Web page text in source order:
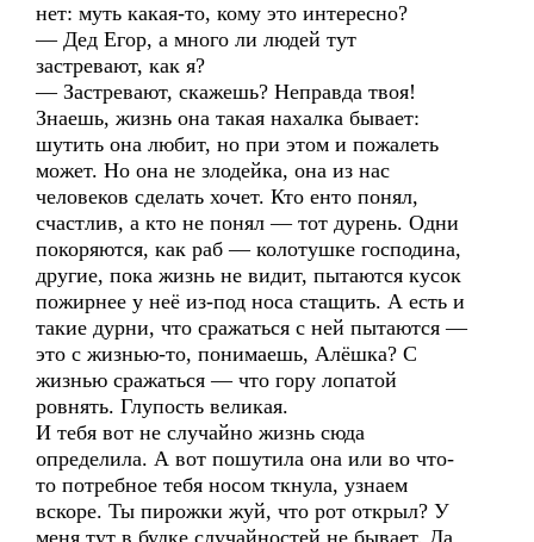
нет: муть какая-то, кому это интересно?
— Дед Егор, а много ли людей тут
застревают, как я?
— Застревают, скажешь? Неправда твоя!
Знаешь, жизнь она такая нахалка бывает:
шутить она любит, но при этом и пожалеть
может. Но она не злодейка, она из нас
человеков сделать хочет. Кто енто понял,
счастлив, а кто не понял — тот дурень. Одни
покоряются, как раб — колотушке господина,
другие, пока жизнь не видит, пытаются кусок
пожирнее у неё из-под носа стащить. А есть и
такие дурни, что сражаться с ней пытаются —
это с жизнью-то, понимаешь, Алёшка? С
жизнью сражаться — что гору лопатой
ровнять. Глупость великая.
И тебя вот не случайно жизнь сюда
определила. А вот пошутила она или во что-
то потребное тебя носом ткнула, узнаем
вскоре. Ты пирожки жуй, что рот открыл? У
меня тут в будке случайностей не бывает. Да